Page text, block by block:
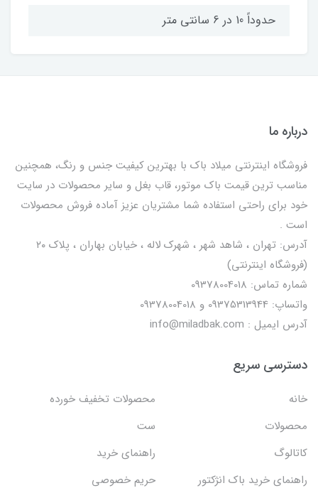
حدوداً 10 در 6 سانتی متر
درباره ما
فروشگاه اینترنتی میلاد باک با بهترین کیفیت جنس و رنگ، همچنین
مناسب ترین قیمت باک موتور، قاب بغل و سایر محصولات در سایت
خود برای راحتی استفاده شما مشتریان عزیز آماده فروش محصولات
است .
آدرس: تهران ، شاهد شهر ، شهرک لاله ، خیابان بهاران ، پلاک ۲۰
(فروشگاه اینترنتی)
شماره تماس: 09378004018
واتساپ: 09375313944 و 09378004018
آدرس ایمیل : info@miladbak.com
دسترسی سریع
خانه
محصولات تخفیف خورده
محصولات
ست
کاتالوگ
راهنمای خرید
راهنمای خرید باک انژکتور
حریم خصوصی